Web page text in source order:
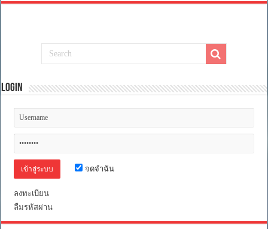
Login
จดจำฉัน
ลงทะเบียน
ลืมรหัสผ่าน